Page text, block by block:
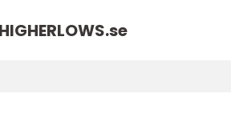
HIGHERLOWS.se